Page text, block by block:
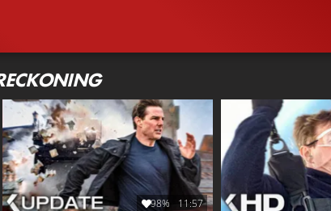
98% 11:57